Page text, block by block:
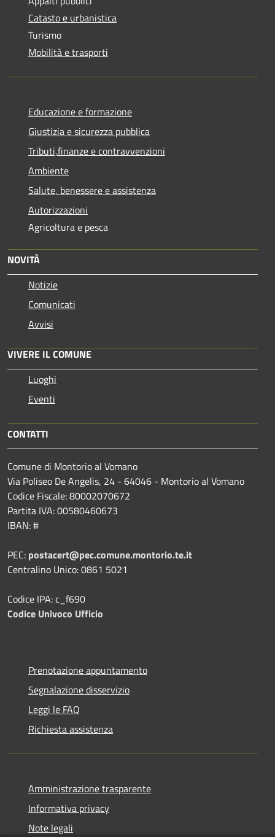
Catasto e urbanistica
Turismo
Mobilità e trasporti
Educazione e formazione
Giustizia e sicurezza pubblica
Tributi,finanze e contravvenzioni
Ambiente
Salute, benessere e assistenza
Autorizzazioni
Agricoltura e pesca
NOVITÀ
Notizie
Comunicati
Avvisi
VIVERE IL COMUNE
Luoghi
Eventi
CONTATTI
Comune di Montorio al Vomano
Via Poliseo De Angelis, 24 - 64046 - Montorio al Vomano
Codice Fiscale: 80002070672
Partita IVA: 00580460673
IBAN: #
PEC: postacert@pec.comune.montorio.te.it
Centralino Unico: 0861 5021
Codice IPA: c_f690
Codice Univoco Ufficio
Prenotazione appuntamento
Segnalazione disservizio
Leggi le FAQ
Richiesta assistenza
Amministrazione trasparente
Informativa privacy
Note legali